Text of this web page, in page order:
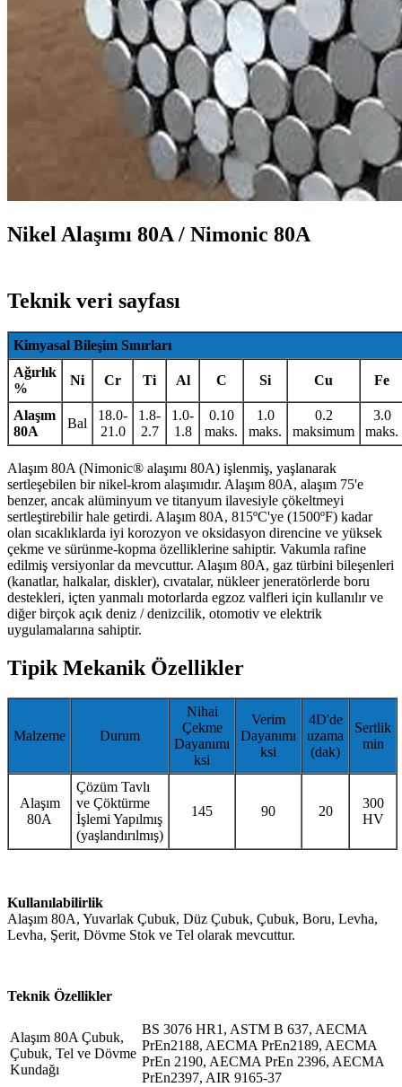
Nikel Alaşımı 80A / Nimonic 80A
Teknik veri sayfası
Kimyasal Bileşim Sınırları
Ağırlık
%
Ni Cr Ti Al C Si Cu Fe
Alaşım
80A
Bal
18.0-
21.0
1.8-
2.7
1.0-
1.8
0.10
maks.
1.0
maks.
0.2
maksimum
3.0
maks.
Alaşım 80A (Nimonic® alaşımı 80A) işlenmiş, yaşlanarak
sertleşebilen bir nikel-krom alaşımıdır. Alaşım 80A, alaşım 75'e
benzer, ancak alüminyum ve titanyum ilavesiyle çökeltmeyi
sertleştirebilir hale getirdi. Alaşım 80A, 815ºC'ye (1500ºF) kadar
olan sıcaklıklarda iyi korozyon ve oksidasyon direncine ve yüksek
çekme ve sürünme-kopma özelliklerine sahiptir. Vakumla rafine
edilmiş versiyonlar da mevcuttur. Alaşım 80A, gaz türbini bileşenleri
(kanatlar, halkalar, diskler), cıvatalar, nükleer jeneratörlerde boru
destekleri, içten yanmalı motorlarda egzoz valfleri için kullanılır ve
diğer birçok açık deniz / denizcilik, otomotiv ve elektrik
uygulamalarına sahiptir.
Tipik Mekanik Özellikler
Malzeme Durum
Nihai
Çekme
Dayanımı
ksi
Verim
Dayanımı
ksi
4D'de
uzama
(dak)
Sertlik
min
Alaşım
80A
Çözüm Tavlı
ve Çöktürme
İşlemi Yapılmış
(yaşlandırılmış)
145 90 20
300
HV
Kullanılabilirlik
Alaşım 80A, Yuvarlak Çubuk, Düz Çubuk, Çubuk, Boru, Levha,
Levha, Şerit, Dövme Stok ve Tel olarak mevcuttur.
Teknik Özellikler
Alaşım 80A Çubuk,
Çubuk, Tel ve Dövme
Kundağı
BS 3076 HR1, ASTM B 637, AECMA
PrEn2188, AECMA PrEn2189, AECMA
PrEn 2190, AECMA PrEn 2396, AECMA
PrEn2397, AIR 9165-37